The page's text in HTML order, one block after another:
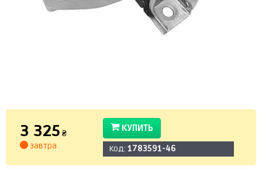
3 325 ₴
завтра
КУПИТЬ
Код: 1783591-46